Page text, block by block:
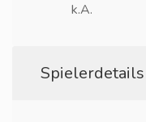
k.A.
Spielerdetails